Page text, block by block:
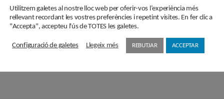
1 … 33 34
Subscriu-te a la
Utilitzem galetes al nostre lloc web per oferir-vos l’experiència més
rellevant recordant les vostres preferències i repetint visites. En fer clic a
"Accepta", accepteu l'ús de TOTES les galetes.
Configuració de galetes Llegeix més REBUTJAR ACCEPTAR